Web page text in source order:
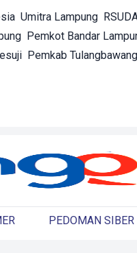
Umitra Lampung
Pemkot Bandar
Pemkab
PEDOMAN SIBER